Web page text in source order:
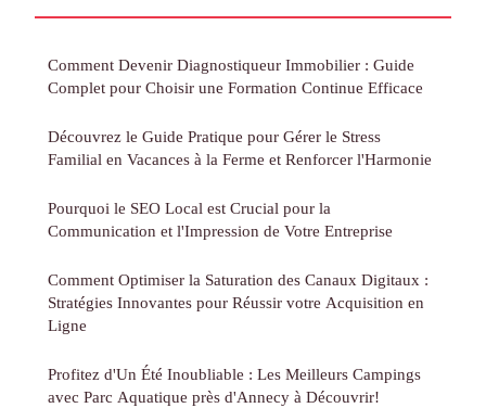
Comment Devenir Diagnostiqueur Immobilier : Guide
Complet pour Choisir une Formation Continue Efficace
Découvrez le Guide Pratique pour Gérer le Stress
Familial en Vacances à la Ferme et Renforcer l'Harmonie
Pourquoi le SEO Local est Crucial pour la
Communication et l'Impression de Votre Entreprise
Comment Optimiser la Saturation des Canaux Digitaux :
Stratégies Innovantes pour Réussir votre Acquisition en
Ligne
Profitez d'Un Été Inoubliable : Les Meilleurs Campings
avec Parc Aquatique près d'Annecy à Découvrir!